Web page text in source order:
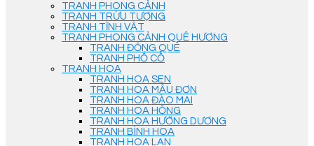
TRANH PHONG CẢNH
TRANH TRỪU TƯỢNG
TRANH TĨNH VẬT
TRANH PHONG CẢNH QUÊ HƯƠNG
TRANH ĐỒNG QUÊ
TRANH PHỐ CỔ
TRANH HOA
TRANH HOA SEN
TRANH HOA MẪU ĐƠN
TRANH HOA ĐÀO MAI
TRANH HOA HỒNG
TRANH HOA HƯỚNG DƯƠNG
TRANH BÌNH HOA
TRANH HOA LAN